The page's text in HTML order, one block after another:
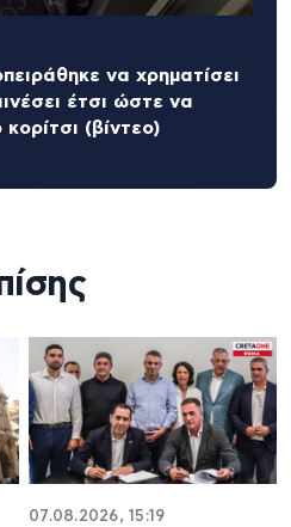
να χρηματίσει
έτσι ώστε να
(βίντεο)
07.08.2026, 15:19